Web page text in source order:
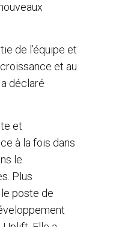
de l’équipe et
et au
déclaré
et
à la fois dans
le
Plus
poste de